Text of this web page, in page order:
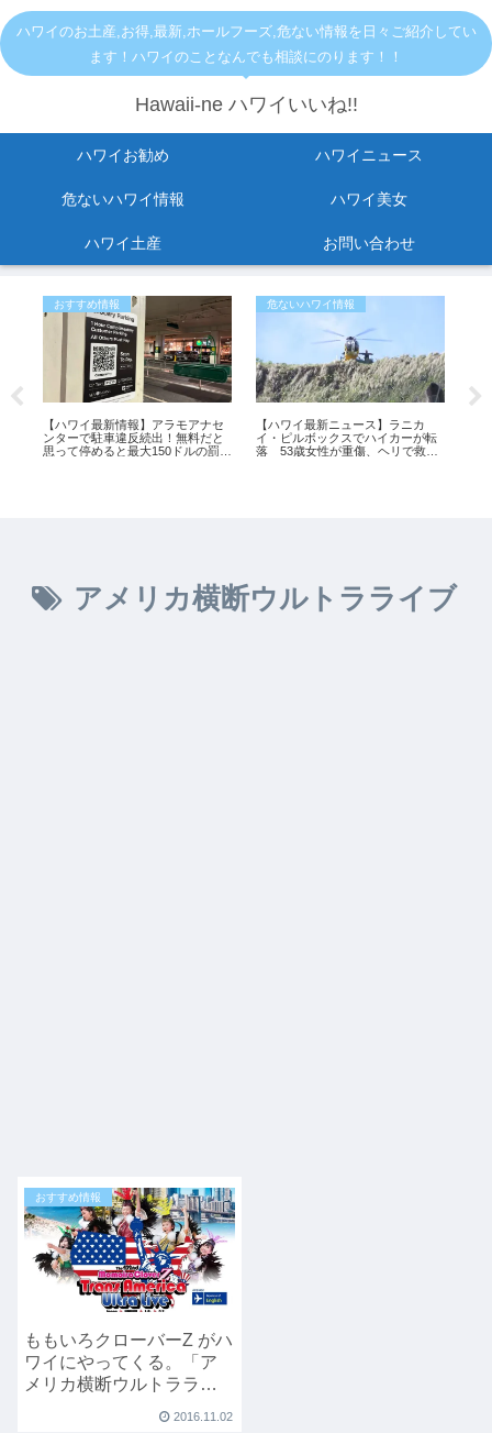
ハワイのお土産,お得,最新,ホールフーズ,危ない情報を日々ご紹介してい
ます！ハワイのことなんでも相談にのります！！
Hawaii-ne ハワイいいね!!
ハワイお勧め ハワイニュース
危ないハワイ情報 ハワイ美女
ハワイ土産 お問い合わせ
おすすめ情報
【ハワイ最新情報】アラモアナセ
ンターで駐車違反続出！無料だと
思って停めると最大150ドルの罰金
危ないハワイ情報
【ハワイ最新ニュース】ラニカ
イ・ピルボックスでハイカーが転
落 53歳女性が重傷、ヘリで救助
アメリカ横断ウルトラライブ
おすすめ情報
ももいろクローバーZ がハ
ワイにやってくる。「ア
メリカ横断ウルトラライ
2016.11.02